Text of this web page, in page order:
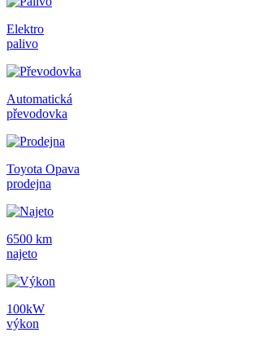
Elektro
palivo
Automatická
převodovka
Toyota Opava
prodejna
6500 km
najeto
100kW
výkon